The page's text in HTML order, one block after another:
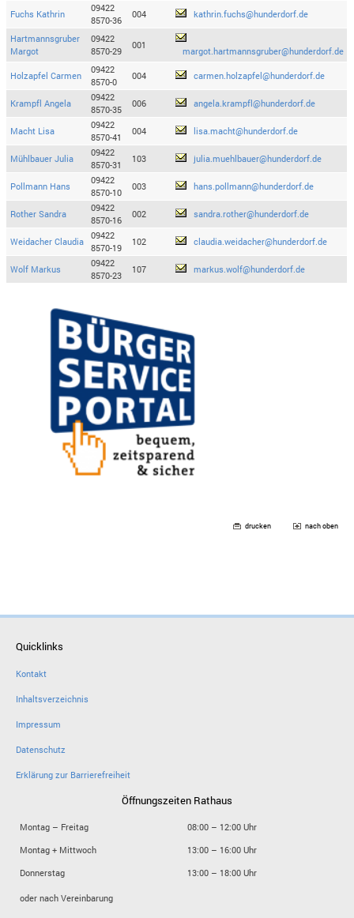
Fuchs Kathrin
09422
8570-36
004 kathrin.fuchs@hunderdorf.de
Hartmannsgruber
Margot
09422
8570-29
001
margot.hartmannsgruber@hunderdorf.de
Holzapfel Carmen
09422
8570-0
004 carmen.holzapfel@hunderdorf.de
Krampfl Angela
09422
8570-35
006 angela.krampfl@hunderdorf.de
Macht Lisa
09422
8570-41
004 lisa.macht@hunderdorf.de
Mühlbauer Julia
09422
8570-31
103 julia.muehlbauer@hunderdorf.de
Pollmann Hans
09422
8570-10
003 hans.pollmann@hunderdorf.de
Rother Sandra
09422
8570-16
002 sandra.rother@hunderdorf.de
Weidacher Claudia
09422
8570-19
102 claudia.weidacher@hunderdorf.de
Wolf Markus
09422
8570-23
107 markus.wolf@hunderdorf.de
drucken nach oben
Quicklinks
Kontakt
Inhaltsverzeichnis
Impressum
Datenschutz
Erklärung zur Barrierefreiheit
Öffnungszeiten Rathaus
Montag – Freitag
08:00 – 12:00 Uhr
Montag + Mittwoch
13:00 – 16:00 Uhr
Donnerstag
13:00 – 18:00 Uhr
oder nach Vereinbarung